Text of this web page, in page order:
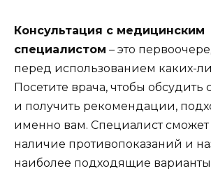
Консультация с медицинским
специалистом – это
перед использованием каких-
Посетите врача, чтобы
и получить рекомендации,
именно вам. Специалист
наличие противопоказаний и
наиболее подходящие